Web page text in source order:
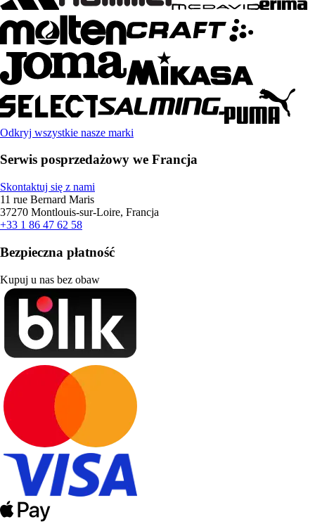
Odkryj wszystkie nasze marki
Serwis posprzedażowy we Francja
Skontaktuj się z nami
11 rue Bernard Maris
37270 Montlouis-sur-Loire, Francja
+33 1 86 47 62 58
Bezpieczna płatność
Kupuj u nas bez obaw